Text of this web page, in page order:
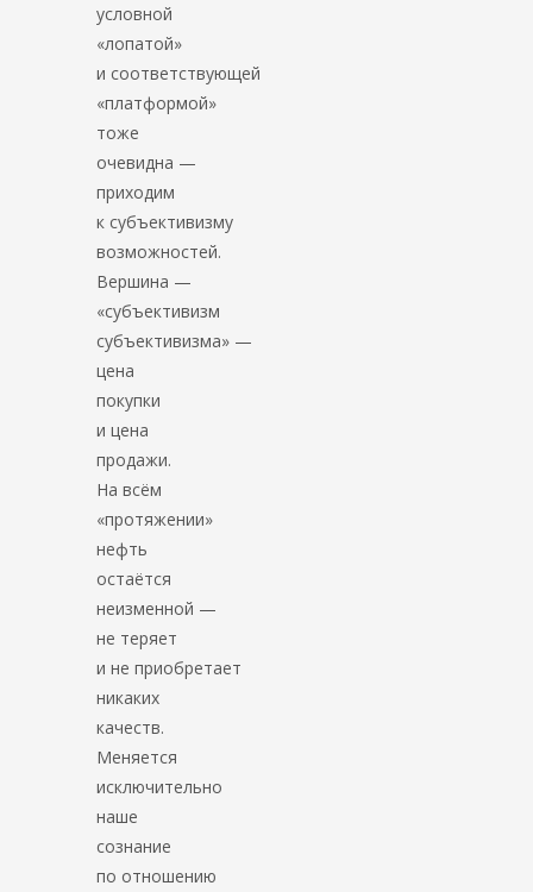
условной
«лопатой»
и соответствующей
«платформой»
тоже
очевидна —
приходим
к субъективизму
возможностей.
Вершина —
«субъективизм
субъективизма» —
цена
покупки
и цена
продажи.
На всём
«протяжении»
нефть
остаётся
неизменной —
не теряет
и не приобретает
никаких
качеств.
Меняется
исключительно
наше
сознание
по отношению